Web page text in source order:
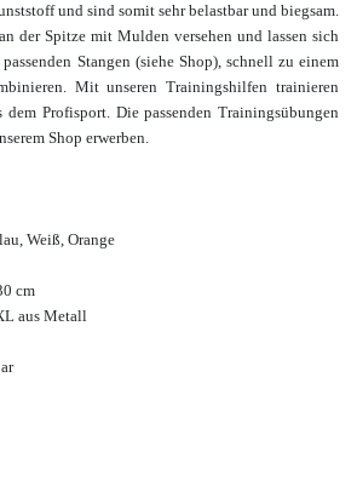
und sind somit sehr belastbar und biegsam.
der Spitze mit Mulden versehen und lassen sich
Stangen (siehe Shop), schnell zu einem
Mit unseren Trainingshilfen trainieren
dem Profisport. Die passenden Trainingsübungen
Shop erwerben.
Weiß, Orange
cm
aus Metall